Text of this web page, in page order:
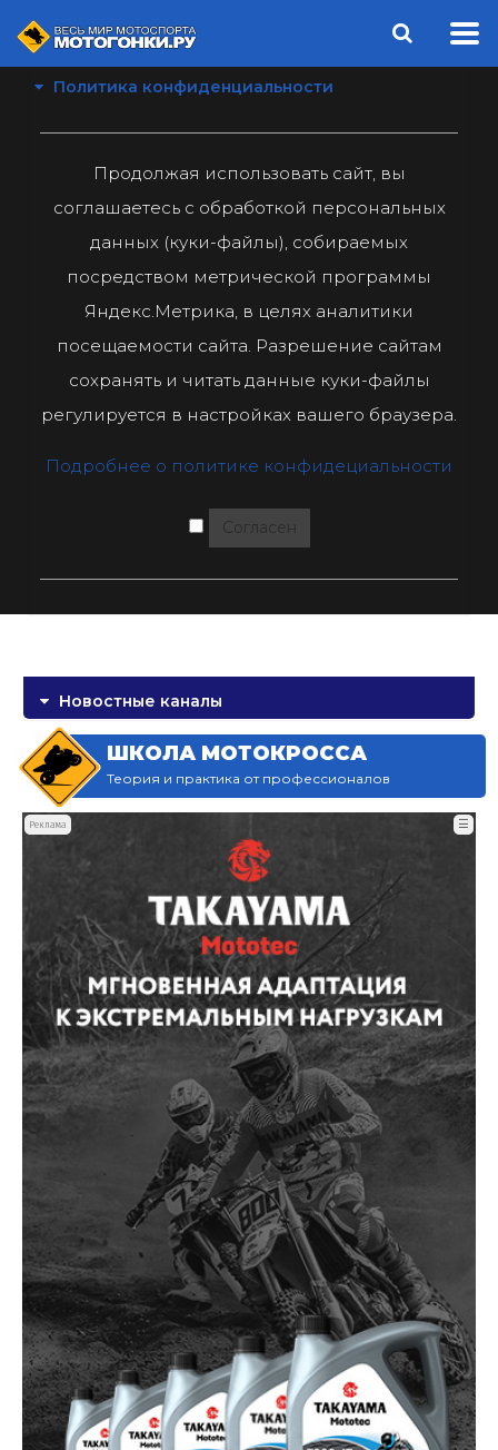
Политика конфиденциальности
Продолжая использовать сайт, вы
соглашаетесь с обработкой персональных
данных (куки-файлы), собираемых
посредством метрической программы
Яндекс.Метрика, в целях аналитики
посещаемости сайта. Разрешение сайтам
сохранять и читать данные куки-файлы
регулируется в настройках вашего браузера.
Подробнее о политике конфидециальности
Согласен
Новостные каналы
ШКОЛА МОТОКРОССА
Теория и практика от профессионалов
Реклама ☰